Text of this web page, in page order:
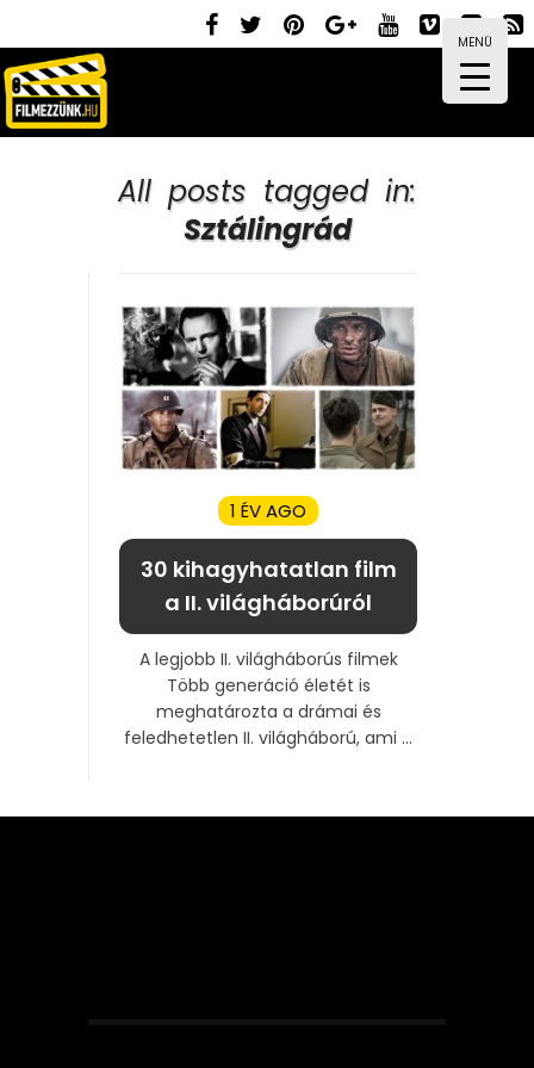
MENÜ
All posts tagged in:
Sztálingrád
1 ÉV AGO
30 kihagyhatatlan film
a II. világháborúról
A legjobb II. világháborús filmek
Több generáció életét is
meghatározta a drámai és
feledhetetlen II. világháború, ami ...